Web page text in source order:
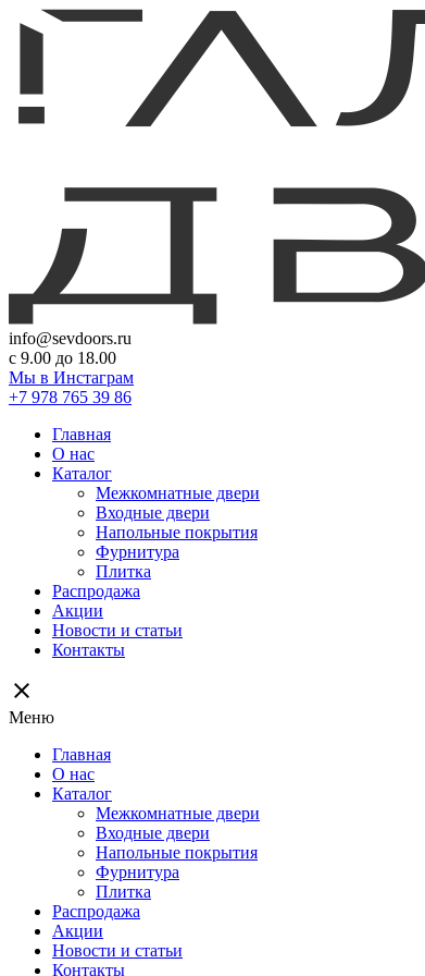
info@sevdoors.ru
c 9.00 до 18.00
Мы в Инстаграм
+7 978 765 39 86
Главная
О нас
Каталог
Межкомнатные двери
Входные двери
Напольные покрытия
Фурнитура
Плитка
Распродажа
Акции
Новости и статьи
Контакты
close
Меню
Главная
О нас
Каталог
Межкомнатные двери
Входные двери
Напольные покрытия
Фурнитура
Плитка
Распродажа
Акции
Новости и статьи
Контакты